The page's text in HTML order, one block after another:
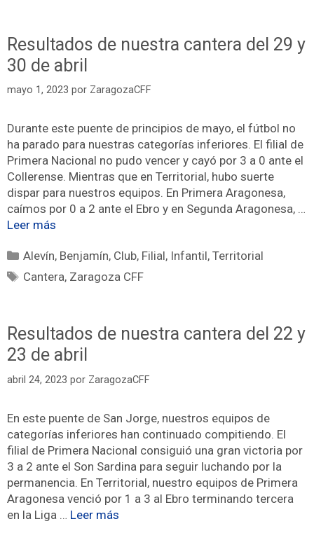
Resultados de nuestra cantera del 29 y
30 de abril
mayo 1, 2023 por ZaragozaCFF
Durante este puente de principios de mayo, el fútbol no
ha parado para nuestras categorías inferiores. El filial de
Primera Nacional no pudo vencer y cayó por 3 a 0 ante el
Collerense. Mientras que en Territorial, hubo suerte
dispar para nuestros equipos. En Primera Aragonesa,
caímos por 0 a 2 ante el Ebro y en Segunda Aragonesa, …
Leer más
Alevín, Benjamín, Club, Filial, Infantil,Territorial
Cantera, Zaragoza CFF
Resultados de nuestra cantera del 22 y
23 de abril
abril 24, 2023 por ZaragozaCFF
En este puente de San Jorge, nuestros equipos de
categorías inferiores han continuado compitiendo. El
filial de Primera Nacional consiguió una gran victoria por
3 a 2 ante el Son Sardina para seguir luchando por la
permanencia. En Territorial, nuestro equipos de Primera
Aragonesa venció por 1 a 3 al Ebro terminando tercera
en la Liga … Leer más